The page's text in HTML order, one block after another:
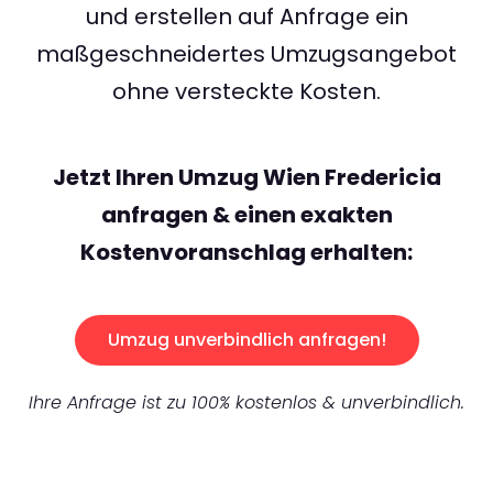
und erstellen auf Anfrage ein
maßgeschneidertes Umzugsangebot
ohne versteckte Kosten.
Jetzt Ihren Umzug Wien Fredericia
anfragen & einen exakten
Kostenvoranschlag erhalten:
Umzug unverbindlich anfragen!
Ihre Anfrage ist zu 100% kostenlos & unverbindlich.